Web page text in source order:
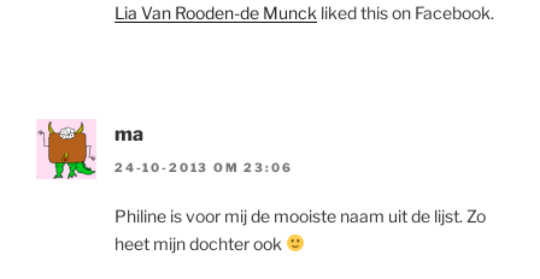
Lia Van Rooden-de Munck liked this on Facebook.
ma
24-10-2013 OM 23:06
Philine is voor mij de mooiste naam uit de lijst. Zo
heet mijn dochter ook